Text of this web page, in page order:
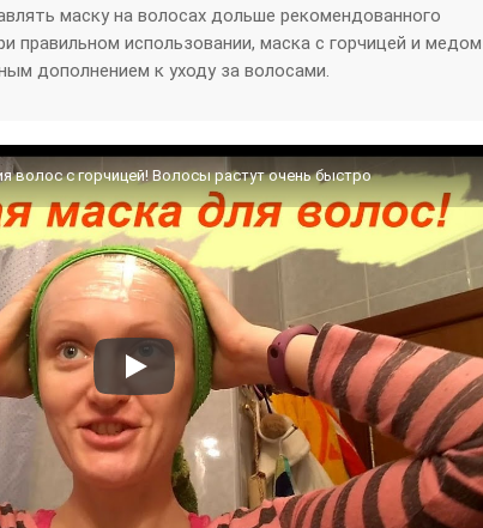
маску на волосах дольше рекомендованного
правильном использовании, маска с горчицей и медом
дополнением к уходу за волосами.
волос с горчицей! Волосы растут очень быстро